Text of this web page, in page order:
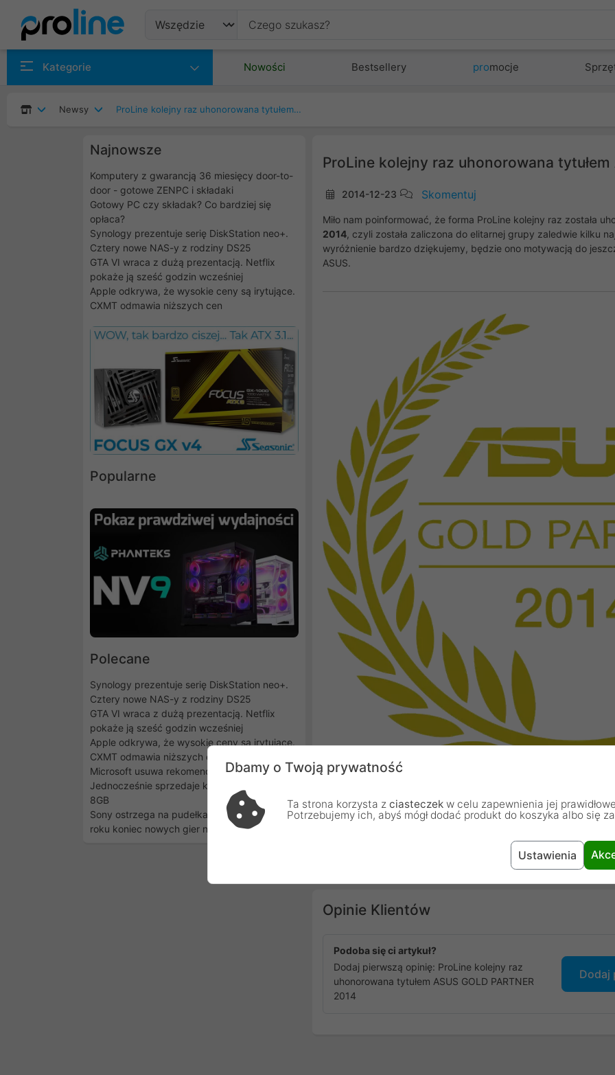
Kategorie Nowości Bestsellery promocje
Newsy ProLine kolejny raz uhonorowana tytułem ASUS GOLD PARTNER 2014
Najnowsze
Komputery z gwarancją 36 miesięcy door-to-
door - gotowe ZENPC i składaki
Gotowy PC czy składak? Co bardziej się
opłaca?
Synology prezentuje serię DiskStation neo+.
Cztery nowe NAS-y z rodziny DS25
GTA VI wraca z dużą prezentacją. Netflix
pokaże ją sześć godzin wcześniej
Apple odkrywa, że wysokie ceny są irytujące.
CXMT odmawia niższych cen
Popularne
Polecane
Synology prezentuje serię DiskStation neo+.
Cztery nowe NAS-y z rodziny DS25
GTA VI wraca z dużą prezentacją. Netflix
pokaże ją sześć godzin wcześniej
Apple odkrywa, że wysokie ceny są irytujące.
CXMT odmawia niższych cen
Microsoft usuwa rekomendacje 32GB RAM.
Jednocześnie sprzedaje komputery Surface z
8GB
Sony ostrzega na pudełkach PS5: od 2028
roku koniec nowych gier na płytach
ProLine kolejny raz uhonorowana tytułem
2014-12-23 Skomentuj
Miło nam poinformować, że forma ProLine kolejny raz została
2014, czyli została zaliczona do elitarnej grupy zaledwie kilku
wyróżnienie bardzo dziękujemy, będzie ono motywacją do
ASUS.
Opinie Klientów
Podoba się ci artykuł?
Dodaj pierwszą opinię: ProLine kolejny raz
uhonorowana tytułem ASUS GOLD PARTNER
2014
Dodaj
Dbamy o Twoją prywatność
Ta strona korzysta z ciasteczek w celu zapewnienia jej
Potrzebujemy ich, abyś mógł dodać produkt do koszyka albo się
Ustawienia